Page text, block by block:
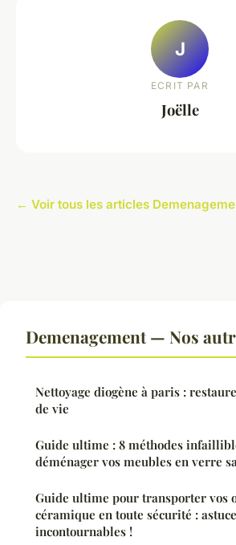
J
ECRIT PAR
Joëlle
← Voir tous les articles
Demenagement — Nos
Nettoyage diogène à paris :
de vie
Guide ultime : 8 méthodes
déménager vos meubles en verre
Guide ultime pour transporter vos
céramique en toute sécurité :
incontournables !